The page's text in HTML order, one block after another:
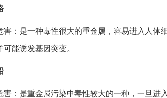
害：是一种毒性很大的重金属，容易进入人体
可能诱发基因突变。
害：是重金属污染中毒性较大的一种，一旦进